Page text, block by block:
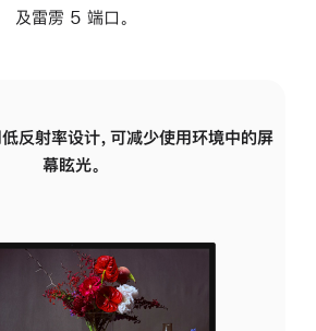
及雷雳 5 端口。
反射率设计，可减少使用环境中的屏
幕眩光。